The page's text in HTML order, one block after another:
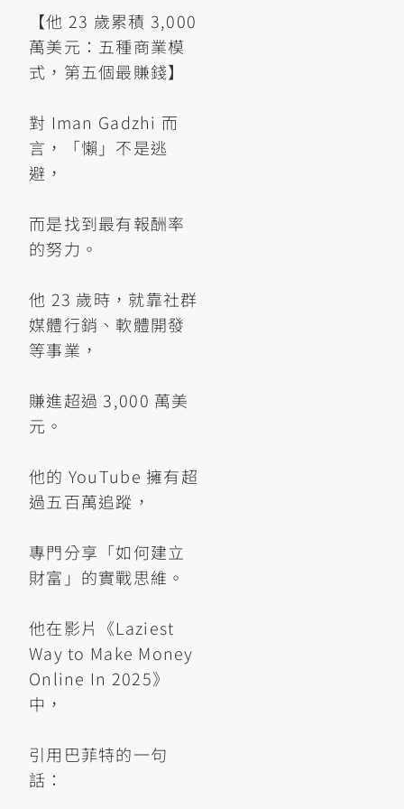
【他 23 歲累積 3,000
萬美元：五種商業模
式，第五個最賺錢】
對 Iman Gadzhi 而
言，「懶」不是逃
避，
而是找到最有報酬率
的努力。
他 23 歲時，就靠社群
媒體行銷、軟體開發
等事業，
賺進超過 3,000 萬美
元。
他的 YouTube 擁有超
過五百萬追蹤，
專門分享「如何建立
財富」的實戰思維。
他在影片《Laziest
Way to Make Money
Online In 2025》
中，
引用巴菲特的一句
話：